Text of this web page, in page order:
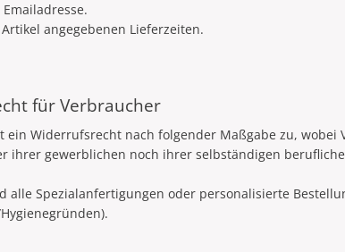
angegebenen Lieferzeiten.
für Verbraucher
ein Widerrufsrecht nach folgender Maßgabe zu,
ihrer gewerblichen noch ihrer selbständigen
alle Spezialanfertigungen oder personalisierte